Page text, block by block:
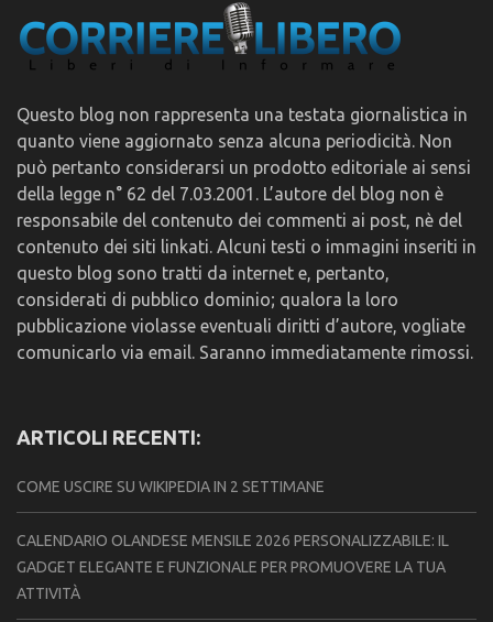
Questo blog non rappresenta una testata giornalistica in
quanto viene aggiornato senza alcuna periodicità. Non
può pertanto considerarsi un prodotto editoriale ai sensi
della legge n° 62 del 7.03.2001. L’autore del blog non è
responsabile del contenuto dei commenti ai post, nè del
contenuto dei siti linkati. Alcuni testi o immagini inseriti in
questo blog sono tratti da internet e, pertanto,
considerati di pubblico dominio; qualora la loro
pubblicazione violasse eventuali diritti d’autore, vogliate
comunicarlo via email. Saranno immediatamente rimossi.
ARTICOLI RECENTI:
COME USCIRE SU WIKIPEDIA IN 2 SETTIMANE
CALENDARIO OLANDESE MENSILE 2026 PERSONALIZZABILE: IL
GADGET ELEGANTE E FUNZIONALE PER PROMUOVERE LA TUA
ATTIVITÀ